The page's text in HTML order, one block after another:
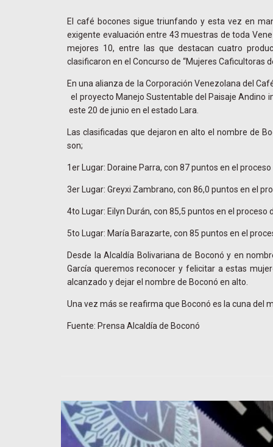
El café bocones sigue triunfando y esta vez en
exigente evaluación entre 43 muestras de toda
mejores 10, entre las que destacan cuatro
clasificaron en el Concurso de “Mujeres Caficultoras
En una alianza de la Corporación Venezolana del
el proyecto Manejo Sustentable del Paisaje Andino
este 20 de junio en el estado Lara.
Las clasificadas que dejaron en alto el nombre de
son;
1er Lugar: Doraine Parra, con 87 puntos en el
3er Lugar: Greyxi Zambrano, con 86,0 puntos en el
4to Lugar: Eilyn Durán, con 85,5 puntos en el proceso
5to Lugar: María Barazarte, con 85 puntos en el
‎Desde la Alcaldía Bolivariana de Boconó y en
García queremos reconocer y felicitar a estas
alcanzado y dejar el nombre de Boconó en alto.
Una vez más se reafirma que Boconó es la cuna del
Fuente: Prensa Alcaldía de Boconó